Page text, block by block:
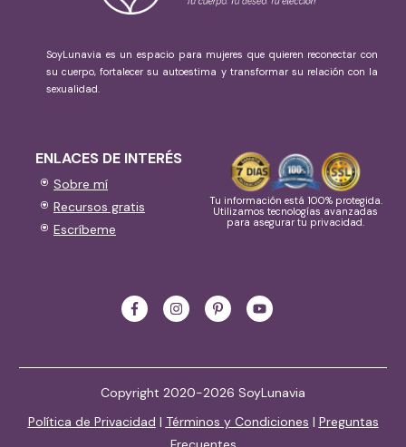
SoyLunavia es un espacio para mujeres que quieren reconectar con
su cuerpo, fortalecer su autoestima y transformar su relación con la
sexualidad.
ENLACES DE INTERÉS
Sobre mí
Recursos gratis
Escríbeme
Tu información está 100% protegida.
Utilizamos tecnologías avanzadas
para asegurar tu privacidad.
Copyright 2020-2026 SoyLunavia
Política de Privacidad | Términos y Condiciones | Preguntas